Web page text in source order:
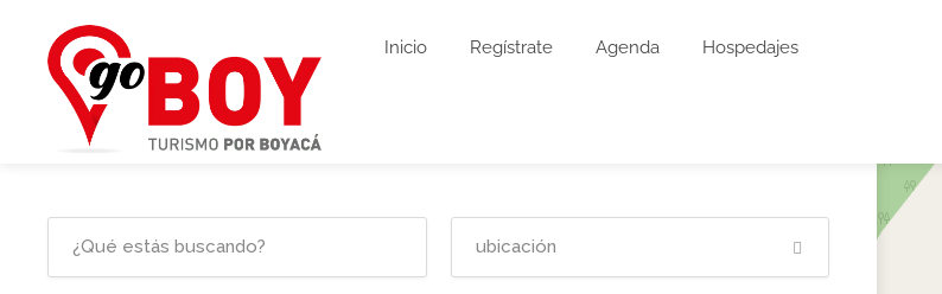
Inicio Regístrate Agenda Hospedajes